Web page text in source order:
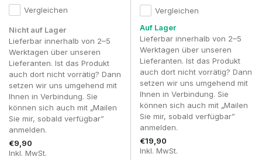
Kampfgürtel mit
Polymer-Schnalle
Hoog
Obwohl jeder Kampfgürtel denselben Zweck erfüllt,
unterscheiden sich die Modelle hinsichtlich ihrer
Konstruktion, der Befestigungsmöglichkeiten und des
Verschlusssystems.
Traditionelle MOLLE-Kampfgürtel:Maximale
Flexibilität für Spieler, die ihre gesamte Ausrüstung
selbst zusammenstellen möchten.
Lasergeschnittene Kampfgürtel:Bieten dieselben
Vergleichen
Nicht auf Lager
Lieferbar innerhalb von 2–5
Werktagen über unseren
Lieferanten. Ist das Produkt
auch dort nicht vorrätig? Dann
setzen wir uns umgehend mit
Ihnen in Verbindung. Sie
können sich auch mit „Mailen
Sie mir, sobald verfügbar”
anmelden.
€9,90
Inkl. MwSt.
Vergleichen
Auf Lager
Lieferbar innerhalb von 2–5
Werktagen über unseren
Lieferanten. Ist das Produkt
auch dort nicht vorrätig? Dann
setzen wir uns umgehend mit
Ihnen in Verbindung. Sie
können sich auch mit „Mailen
Sie mir, sobald verfügbar”
anmelden.
€19,90
Inkl. MwSt.